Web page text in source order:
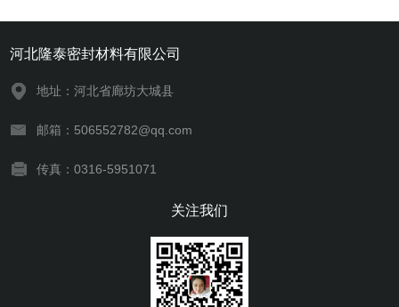
河北隆泰密封材料有限公司
地址：河北省廊坊大城县
邮箱：506552782@qq.com
传真：0316-5951071
关注我们